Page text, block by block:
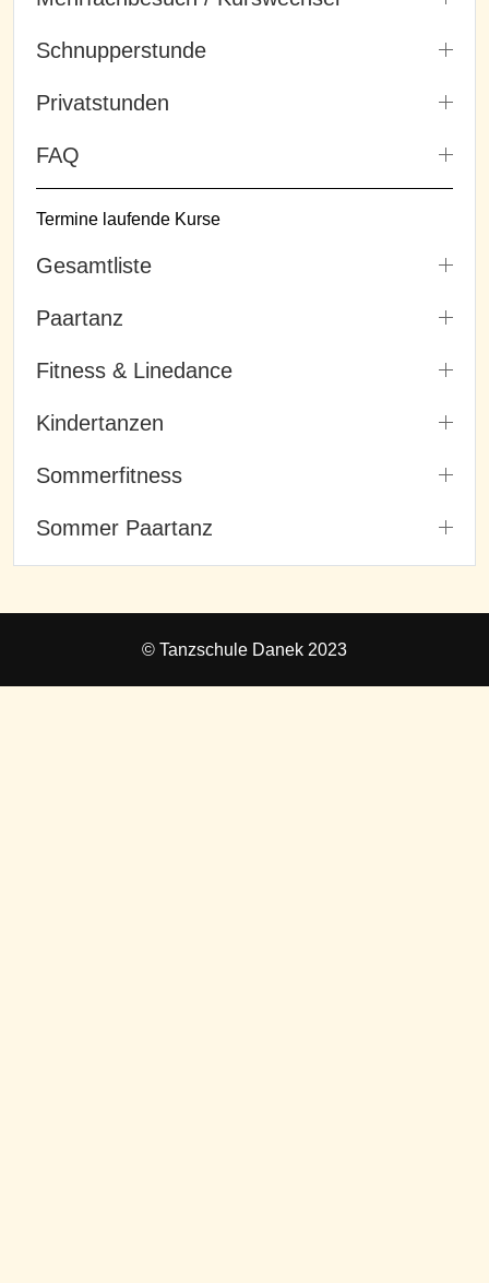
Schnupperstunde
Privatstunden
FAQ
Termine laufende Kurse
Gesamtliste
Paartanz
Fitness & Linedance
Kindertanzen
Sommerfitness
Sommer Paartanz
© Tanzschule Danek 2023